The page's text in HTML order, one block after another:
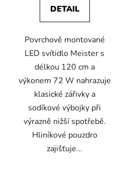
DETAIL
Povrchově montované
LED svítidlo Meister s
délkou 120 cm a
výkonem 72 W nahrazuje
klasické zářivky a
sodíkové výbojky při
výrazně nižší spotřebě.
Hliníkové pouzdro
zajišťuje...